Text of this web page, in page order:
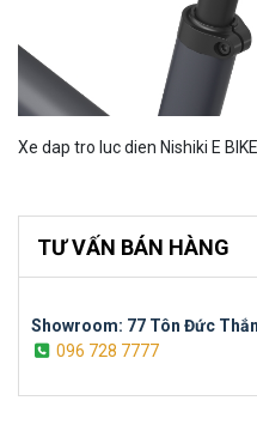
Xe dap tro luc dien Nishiki E
TƯ VẤN BÁN HÀNG
Showroom: 77 Tôn Đức
096 728 7777